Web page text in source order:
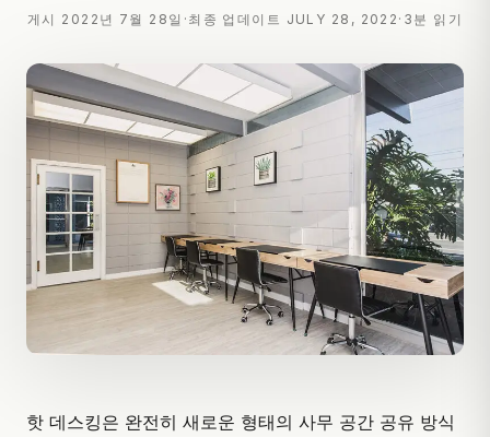
게시 2022년 7월 28일 · 최종 업데이트 JULY 28, 2022 · 3분 읽기
핫 데스킹은 완전히 새로운 형태의 사무 공간 공유 방식